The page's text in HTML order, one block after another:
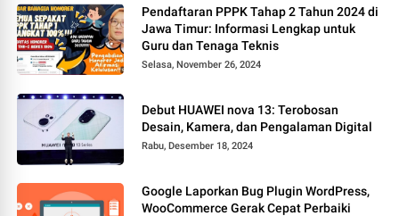
Pendaftaran PPPK Tahap 2 Tahun 2024 di
Jawa Timur: Informasi Lengkap untuk
Guru dan Tenaga Teknis
Selasa, November 26, 2024
Debut HUAWEI nova 13: Terobosan
Desain, Kamera, dan Pengalaman Digital
Rabu, Desember 18, 2024
Google Laporkan Bug Plugin WordPress,
WooCommerce Gerak Cepat Perbaiki